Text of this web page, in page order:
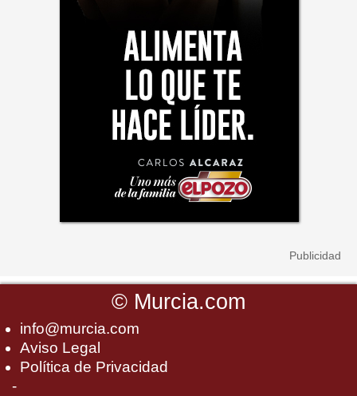
© Murcia.com
info@murcia.com
Aviso Legal
Política de Privacidad
-